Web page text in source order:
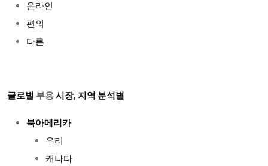
온라인
편의
다른
글로벌 부용 시장, 지역 분석별
북아메리카
우리
캐나다